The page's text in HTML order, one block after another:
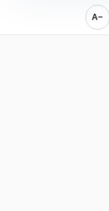
A−